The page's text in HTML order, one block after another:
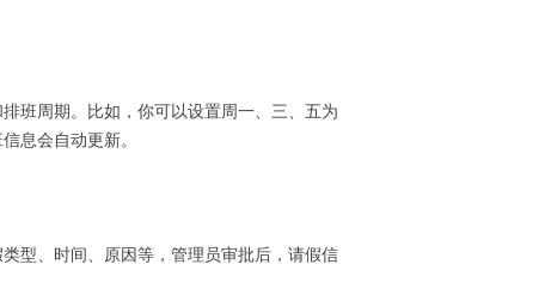
班周期。比如，你可以设置周一、三、五为
息会自动更新。
型、时间、原因等，管理员审批后，请假信